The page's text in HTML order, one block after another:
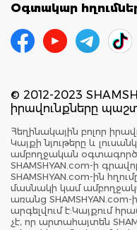
Օգտակար
© 2012-2023
իրավունքները
Հեղինակային բոլոր
Կայքի նյութերը և
ամբողջական
SHAMSHYAN.com-ի
SHAMSHYAN.com-ին
մասնակի կամ
առանց
արգելվում է:Կայքում
չէ, որ արտահայտեն